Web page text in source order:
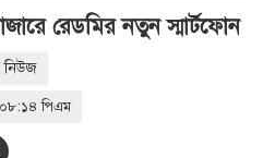
রেডমির নতুন স্মার্টফোন
নিউজ
পিএম